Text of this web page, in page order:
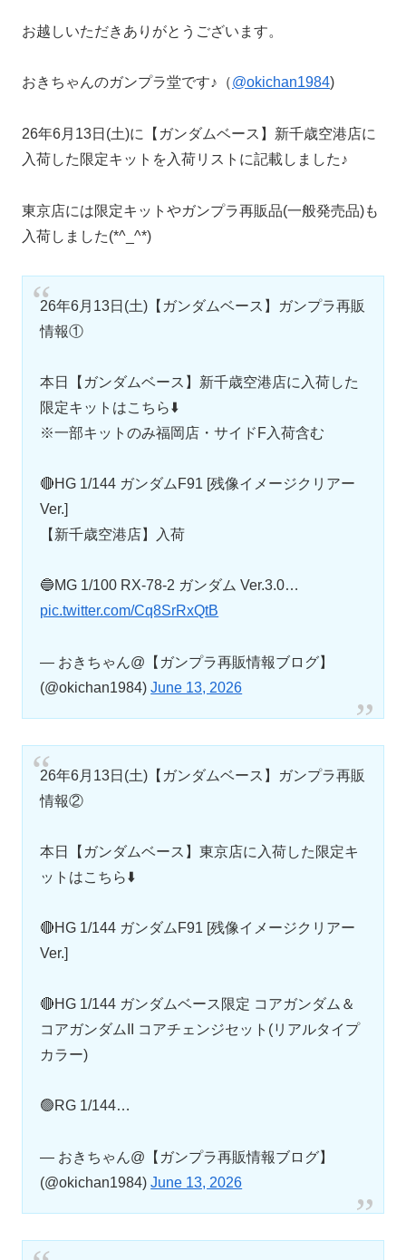
お越しいただきありがとうございます。
おきちゃんのガンプラ堂です♪（@okichan1984)
26年6月13日(土)に【ガンダムベース】新千歳空港店に
入荷した限定キットを入荷リストに記載しました♪
東京店には限定キットやガンプラ再販品(一般発売品)も
入荷しました(*^_^*)
26年6月13日(土)【ガンダムベース】ガンプラ再販
情報①
本日【ガンダムベース】新千歳空港店に入荷した
限定キットはこちら⬇️
※一部キットのみ福岡店・サイドF入荷含む
🔴HG 1/144 ガンダムF91 [残像イメージクリアー
Ver.]
【新千歳空港店】入荷
🔵MG 1/100 RX-78-2 ガンダム Ver.3.0…
pic.twitter.com/Cq8SrRxQtB
— おきちゃん@【ガンプラ再販情報ブログ】
(@okichan1984)June 13, 2026
26年6月13日(土)【ガンダムベース】ガンプラ再販
情報②
本日【ガンダムベース】東京店に入荷した限定キ
ットはこちら⬇️
🔴HG 1/144 ガンダムF91 [残像イメージクリアー
Ver.]
🔴HG 1/144 ガンダムベース限定 コアガンダム＆
コアガンダムII コアチェンジセット(リアルタイプ
カラー)
🟢RG 1/144…
— おきちゃん@【ガンプラ再販情報ブログ】
(@okichan1984)June 13, 2026